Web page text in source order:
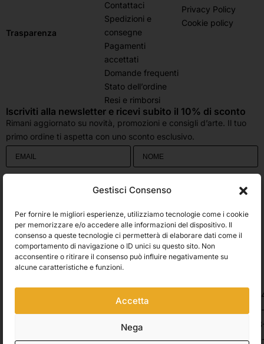
Gestisci Consenso
Per fornire le migliori esperienze, utilizziamo tecnologie come i cookie
per memorizzare e/o accedere alle informazioni del dispositivo. Il
consenso a queste tecnologie ci permetterà di elaborare dati come il
comportamento di navigazione o ID unici su questo sito. Non
acconsentire o ritirare il consenso può influire negativamente su
alcune caratteristiche e funzioni.
Accetta
Nega
Trasparenza
Contattaci
Spedizioni e
consegne
Pagamenti
accettati
Domande frequenti
Stato dell’ordine
Resi e rimborsi
Privacy Policy
Cookie policy
Iscriviti alla newsletter e ricevi subito il 10% di sconto
Rimani aggiornato su novità, promozioni e consigli d’arte. Il tuo
primo ordine ti aspetta con uno sconto esclusivo.
accetti che i dati personali da te forniti vengano trasferiti a Brevo per il
Accetto le condizioni generali e di ricevere le Newsletters.
ISCRIVITI
Spedizioni